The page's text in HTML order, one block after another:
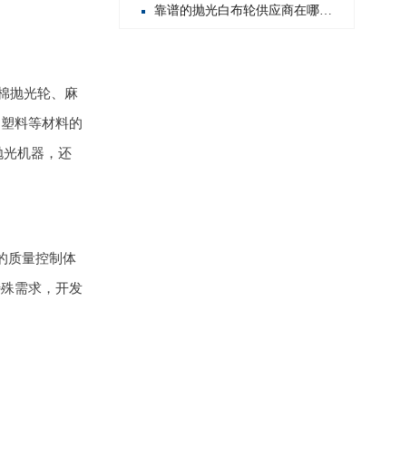
抛光轮、麻
料等材料的
机器，还
质量控制体
需求，开发
靠谱的抛光白布轮供应商在哪？这几家值得你重点关注！